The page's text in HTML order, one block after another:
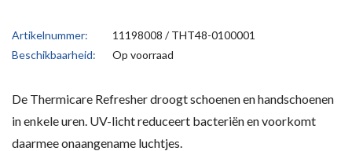
Artikelnummer:
11198008 / THT48-0100001
Beschikbaarheid:
Op voorraad
De Thermicare Refresher droogt schoenen en handschoenen
in enkele uren. UV-licht reduceert bacteriën en voorkomt
daarmee onaangename luchtjes.